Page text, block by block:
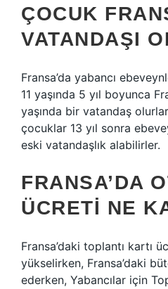
ÇOCUK
VATANDAŞI
Fransa’da yabancı
11 yaşında 5 yıl boyunca
yaşında bir vatandaş
çocuklar 13 yıl sonra
eski vatandaşlık alabilirler.
FRANSA’DA
ÜCRETI NE
Fransa’daki toplantı kartı
yükselirken, Fransa’daki
ederken, Yabancılar için